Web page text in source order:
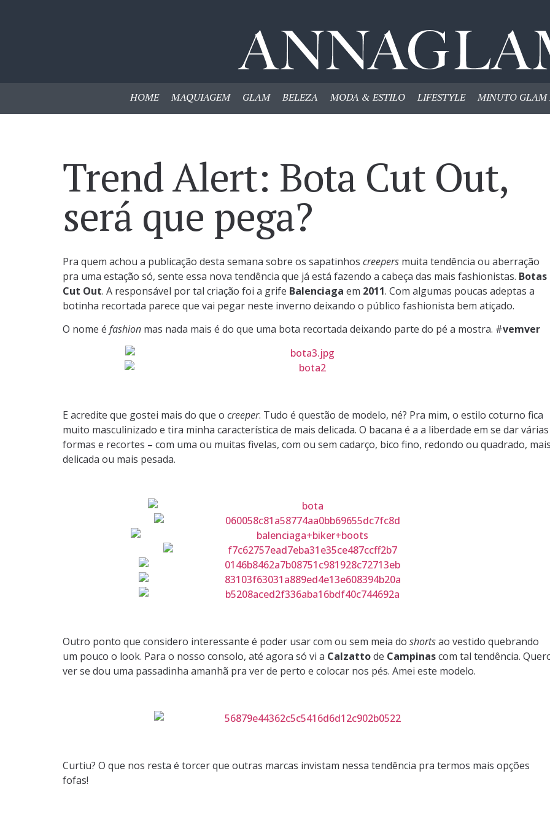
HOME MAQUIAGEM GLAM BELEZA MODA & ESTILO LIFESTYLE MINUTO GLAM
Trend Alert: Bota Cut Out,
será que pega?
Pra quem achou a publicação desta semana sobre os sapatinhos creepers muita tendência ou aberração
pra uma estação só, sente essa nova tendência que já está fazendo a cabeça das mais fashionistas. Botas
Cut Out. A responsável por tal criação foi a grife Balenciaga em 2011. Com algumas poucas adeptas a
botinha recortada parece que vai pegar neste inverno deixando o público fashionista bem atiçado.
O nome é fashion mas nada mais é do que uma bota recortada deixando parte do pé a mostra. #vemver
E acredite que gostei mais do que o creeper. Tudo é questão de modelo, né? Pra mim, o estilo coturno fica
muito masculinizado e tira minha característica de mais delicada. O bacana é a a liberdade em se dar várias
formas e recortes – com uma ou muitas fivelas, com ou sem cadarço, bico fino, redondo ou quadrado,
delicada ou mais pesada.
Outro ponto que considero interessante é poder usar com ou sem meia do shortsao vestido quebrando
um pouco o look. Para o nosso consolo, até agora só vi a Calzattode Campinascom tal tendência.
ver se dou uma passadinha amanhã pra ver de perto e colocar nos pés. Amei este modelo.
Curtiu? O que nos resta é torcer que outras marcas invistam nessa tendência pra termos mais opções
fofas!